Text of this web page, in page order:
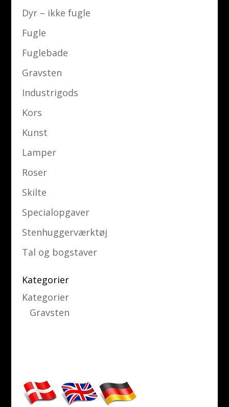
Dyr – ikke fugle
Fugle
Fuglebade
Gravsten
Industrigods
Kors
Kunst
Lamper
Roser
Skilte
Specialopgaver
Stenhuggerværktøj
Tal og bogstaver
Kategorier
Kategorier
Gravsten